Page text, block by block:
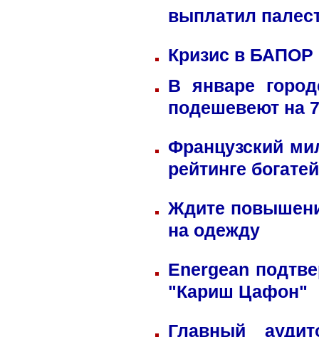
выплатил
Кризис в БАПОР
В январе
подешевеют на
Французский
рейтинге
Ждите
на одежду
Energean
"Кариш Цафон"
Главный